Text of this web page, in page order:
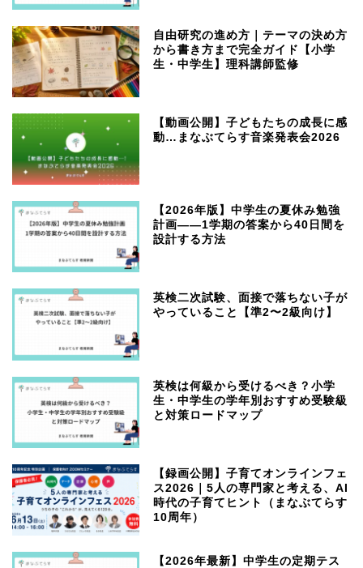
自由研究の進め方｜テーマの決め方
から書き方まで完全ガイド【小学
生・中学生】理科講師監修
【動画公開】子どもたちの成長に感
動…まなぶてらす音楽発表会2026
【2026年版】中学生の夏休み勉強
計画——1学期の答案から40日間を
設計する方法
英検二次試験、面接で落ちない子が
やっていること【準2〜2級向け】
英検は何級から受けるべき？小学
生・中学生の学年別おすすめ受験級
と対策ロードマップ
【録画公開】子育てオンラインフェ
ス2026｜5人の専門家と考える、AI
時代の子育てヒント（まなぶてらす
10周年）
【2026年最新】中学生の定期テス